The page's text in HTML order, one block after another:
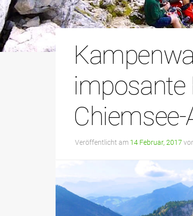
imposante
Veröffentlicht am 14 Februar, 2017